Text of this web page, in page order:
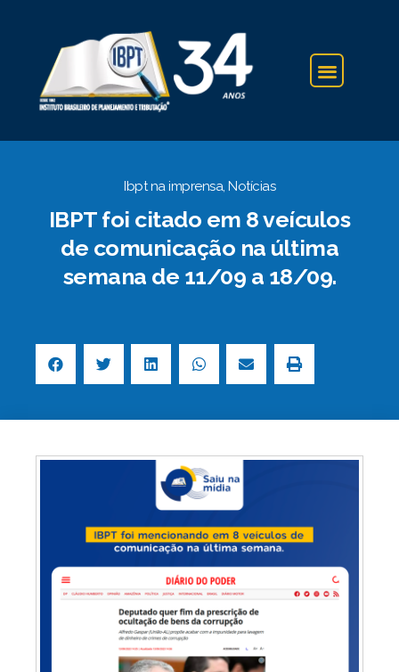
Ibpt na imprensa, Notícias
IBPT foi citado em 8 veículos
de comunicação na última
semana de 11/09 a 18/09.